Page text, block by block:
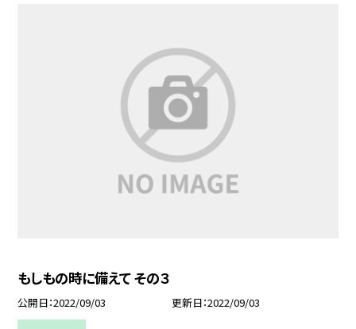
もしもの時に備えて その３
公開日 2022/09/03 更新日 2022/09/03